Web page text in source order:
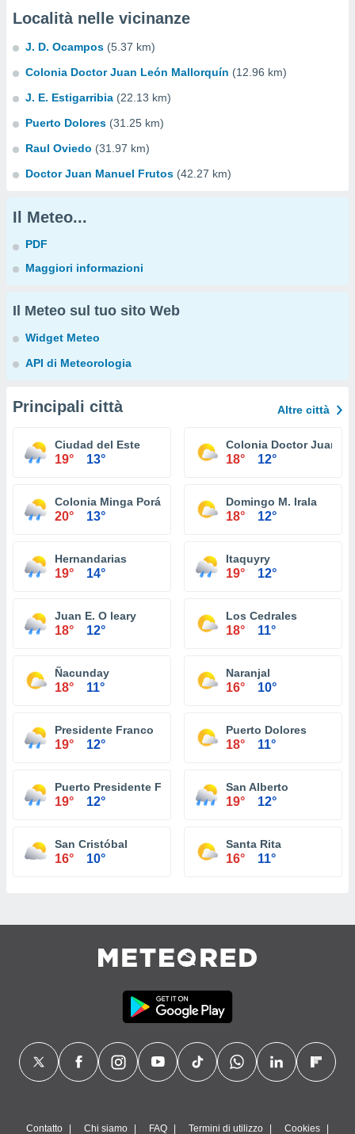
Località nelle vicinanze
J. D. Ocampos (5.37 km)
Colonia Doctor Juan León Mallorquín (12.96 km)
J. E. Estigarribia (22.13 km)
Puerto Dolores (31.25 km)
Raul Oviedo (31.97 km)
Doctor Juan Manuel Frutos (42.27 km)
Il Meteo...
PDF
Maggiori informazioni
Il Meteo sul tuo sito Web
Widget Meteo
API di Meteorologia
Principali città Altre città
Ciudad del Este
19° 13°
Colonia Doctor Juan
18° 12°
Colonia Minga Porá
20° 13°
Domingo M. Irala
18° 12°
Hernandarias
19° 14°
Itaquyry
19° 12°
Juan E. O leary
18° 12°
Los Cedrales
18° 11°
Ñacunday
18° 11°
Naranjal
16° 10°
Presidente Franco
19° 12°
Puerto Dolores
18° 11°
Puerto Presidente Franco
19° 12°
San Alberto
19° 12°
San Cristóbal
16° 10°
Santa Rita
16° 11°
Contatto Chi siamo FAQ Termini di utilizzo Cookies